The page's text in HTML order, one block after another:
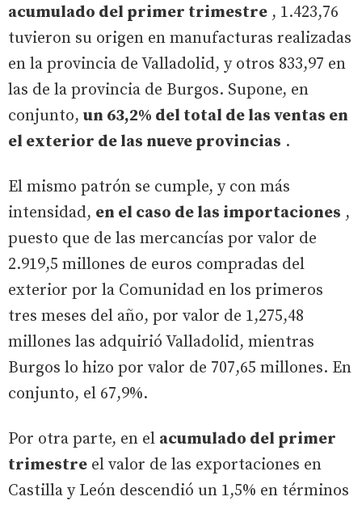
acumulado del primer trimestre , 1.423,76
tuvieron su origen en manufacturas realizadas
en la provincia de Valladolid, y otros 833,97 en
las de la provincia de Burgos. Supone, en
conjunto, un 63,2% del total de las ventas en
el exterior de las nueve provincias .
El mismo patrón se cumple, y con más
intensidad, en el caso de las importaciones ,
puesto que de las mercancías por valor de
2.919,5 millones de euros compradas del
exterior por la Comunidad en los primeros
tres meses del año, por valor de 1,275,48
millones las adquirió Valladolid, mientras
Burgos lo hizo por valor de 707,65 millones. En
conjunto, el 67,9%.
Por otra parte, en el acumulado del primer
trimestre el valor de las exportaciones en
Castilla y León descendió un 1,5% en términos